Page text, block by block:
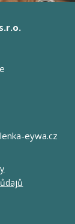
eywa.cz